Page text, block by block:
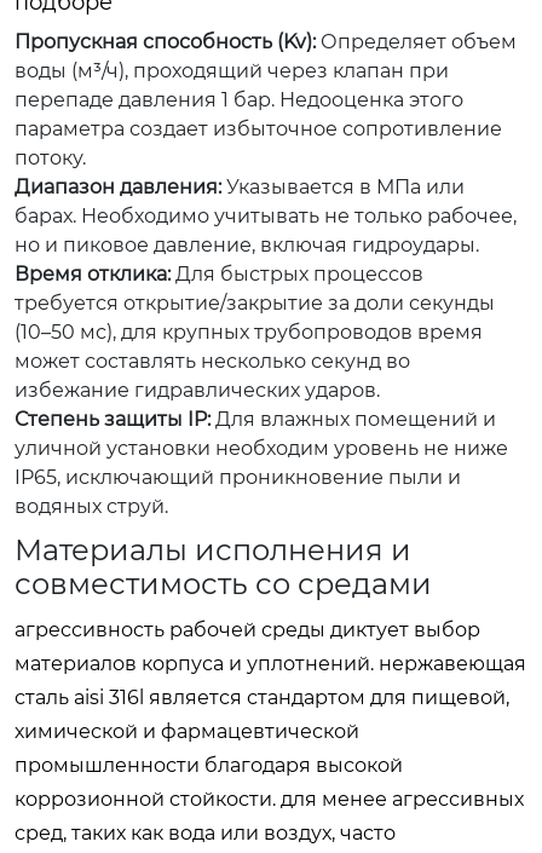
Пропускная способность (Kv):Определяет объем
воды (м³/ч), проходящий через клапан при
перепаде давления 1 бар. Недооценка этого
параметра создает избыточное сопротивление
потоку.
Диапазон давления:Указывается в МПа или
барах. Необходимо учитывать не только рабочее,
но и пиковое давление, включая гидроудары.
Время отклика:Для быстрых процессов
требуется открытие/закрытие за доли секунды
(10–50 мс), для крупных трубопроводов время
может составлять несколько секунд во
избежание гидравлических ударов.
Степень защиты IP:Для влажных помещений и
уличной установки необходим уровень не ниже
IP65, исключающий проникновение пыли и
водяных струй.
Материалы исполнения и
совместимость со средами
агрессивность рабочей среды диктует выбор
материалов корпуса и уплотнений. нержавеющая
сталь aisi 316l является стандартом для пищевой,
химической и фармацевтической
промышленности благодаря высокой
коррозионной стойкости. для менее агрессивных
сред, таких как вода или воздух, часто